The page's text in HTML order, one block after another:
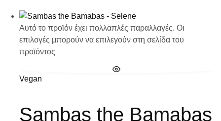
Αυτό το προϊόν έχει πολλαπλές παραλλαγές. Οι
επιλογές μπορούν να επιλεγούν στη σελίδα του
προϊόντος
Vegan
Sambas the Bamabas